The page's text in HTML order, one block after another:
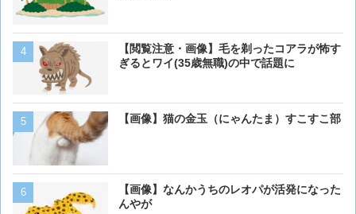
【閲覧注意・画像】毛を剃ったコアラが怖す
ぎるとワイ(35歳無職)の中で話題に
【画像】猫の金玉（にゃんたま）すこすこ部
【画像】なんかうちのレオパが活発になった
んやが
ベーリング海のカニ漁「月
死亡率は0.02％です」←意
【画像】 アメリカのケー
【画像】16歳の犬が起きま